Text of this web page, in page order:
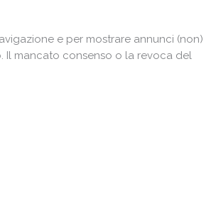
e per mostrare annunci (non)
Il mancato consenso o la revoca del